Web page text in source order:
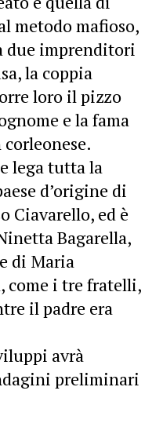
metodo mafioso,
due imprenditori
la coppia
loro il pizzo
e la fama
lega tutta la
d’origine di
Ciavarello, ed è
Bagarella,
di Maria
come i tre fratelli,
il padre era
avrà
preliminari